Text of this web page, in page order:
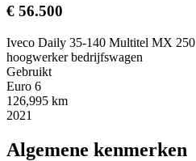
€ 56.500
Iveco Daily 35-140 Multitel MX 250
hoogwerker bedrijfswagen
Gebruikt
Euro 6
126,995 km
2021
Algemene kenmerken